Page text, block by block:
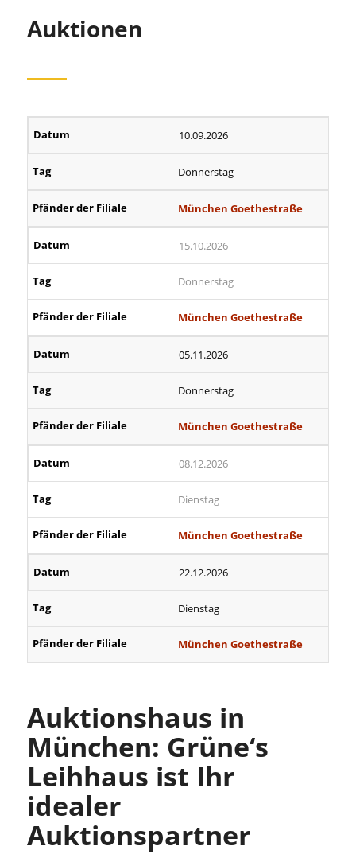
Auktionen
10.09.2026
Donnerstag
München Goethestraße
15.10.2026
Donnerstag
München Goethestraße
05.11.2026
Donnerstag
München Goethestraße
08.12.2026
Dienstag
München Goethestraße
22.12.2026
Dienstag
München Goethestraße
Auktionshaus in
München: Grüne‘s
Leihhaus ist Ihr
idealer
Auktionspartner